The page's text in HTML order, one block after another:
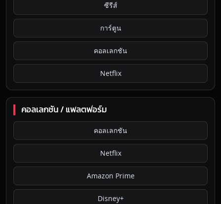
ซีรีส์
การ์ตูน
คอลเลกชัน
Netflix
คอลเลกชัน / แพลตฟอร์ม
คอลเลกชัน
Netflix
Amazon Prime
Disney+